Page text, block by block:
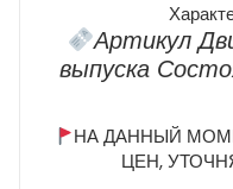
Артикул
выпуска
НА ДАННЫЙ
ЦЕН,